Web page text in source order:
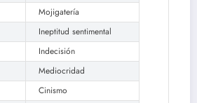
Mojigatería
Ineptitud sentimental
Indecisión
Mediocridad
Cinismo